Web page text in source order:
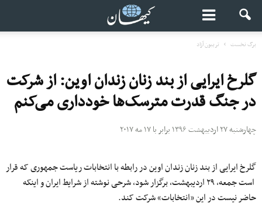
برگ نخست تریبون آزاد
گلرخ ایرایی از بند زنان زندان اوین: از شرکت
در جنگ قدرت مترسک‌ها خودداری می‌کنم
چهارشنبه ۲۷ اردیبهشت ۱۳۹۶ برابر با ۱۷ مه ۲۰۱۷
گلرخ ایرایی از بند زنان زندان اوین در رابطه با انتخابات ریاست جمهوری که قرار
است جمعه، ۲۹ اردیبهشت، برگزار شود، شرحی نوشته از شرایط ایران و اینکه
حاضر نیست در این «انتخابات» شرکت کند.